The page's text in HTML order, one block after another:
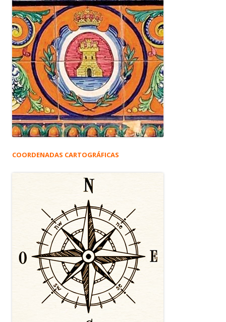
COORDENADAS CARTOGRÁFICAS